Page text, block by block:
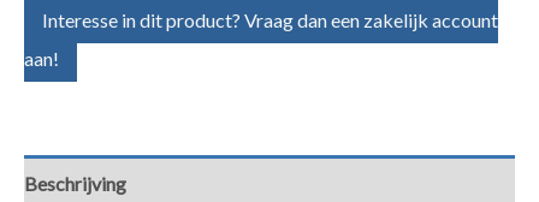
Interesse in dit product? Vraag dan een zakelijk account
aan!
Beschrijving